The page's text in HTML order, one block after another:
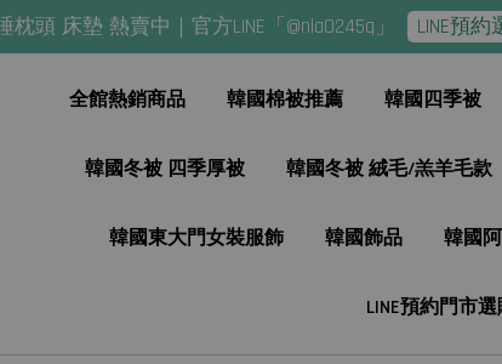
熱賣中｜官方LINE「@nla0245q」 LINE預約選購 -
全館熱銷商品 韓國棉被推薦 韓國四季被
韓國冬被 四季厚被 韓國冬被 絨毛/羔羊毛款
韓國東大門女裝服飾 韓國飾品 韓國
LINE預約門市